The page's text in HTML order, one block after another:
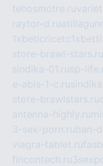
tehosmotre.ru
raytor-d.ru
store-brawl-stars.ru
sindika-01.rusp-
e-abis-1-c.ru
store-brawlstars.ru
antenna-highly.ru
3-sex-porn.ruban-
viagra-tablet.ru
fincontech.ru